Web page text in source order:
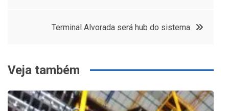
Terminal Alvorada será hub do sistema
Veja também